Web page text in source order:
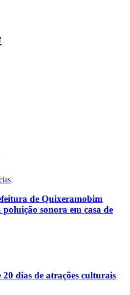
de Quixeramobim
sonora em casa de
dias de atrações culturais